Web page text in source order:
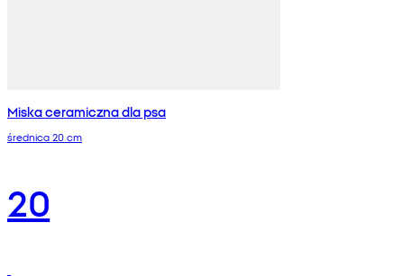
Miska ceramiczna dla psa
średnica 20 cm
20